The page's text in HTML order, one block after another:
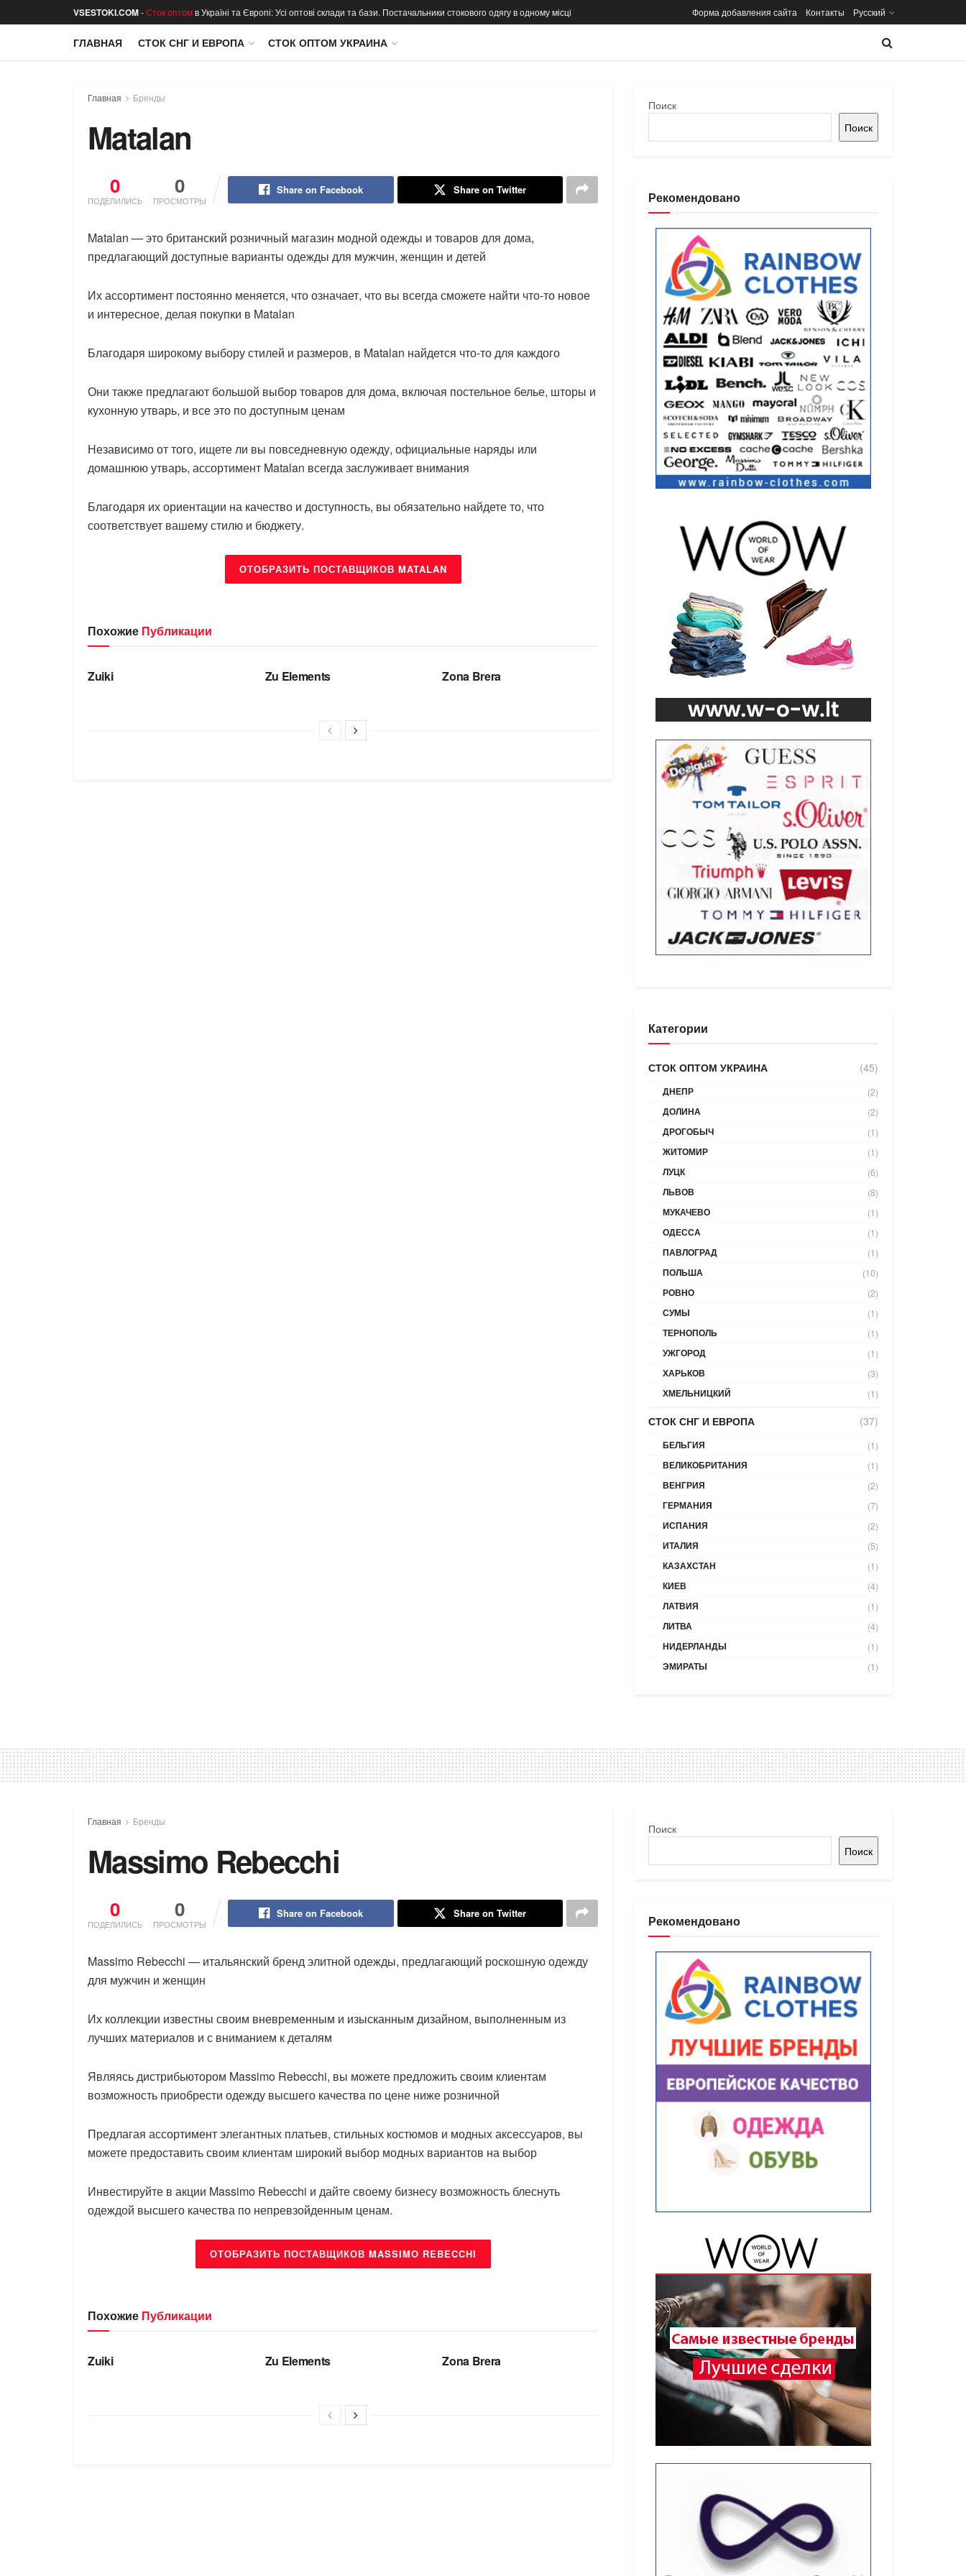
VSESTOKI.COM-Сток оптомв Україні та Європі: Усі оптові склади та бази. Постачальники стокового одягу в одному місці Форма добавления сайта Контакты Русский
ГЛАВНАЯ СТОК СНГ И ЕВРОПА СТОК ОПТОМ УКРАИНА
Главная Бренды
Matalan
0
ПОДЕЛИЛИСЬ
0
ПРОСМОТРЫ
Share on Facebook Share on Twitter
Matalan — это британский розничный магазин модной одежды и товаров для дома,
предлагающий доступные варианты одежды для мужчин, женщин и детей
Их ассортимент постоянно меняется, что означает, что вы всегда сможете найти что-то новое
и интересное, делая покупки в Matalan
Благодаря широкому выбору стилей и размеров, в Matalan найдется что-то для каждого
Они также предлагают большой выбор товаров для дома, включая постельное белье, шторы и
кухонную утварь, и все это по доступным ценам
Независимо от того, ищете ли вы повседневную одежду, официальные наряды или
домашнюю утварь, ассортимент Matalan всегда заслуживает внимания
Благодаря их ориентации на качество и доступность, вы обязательно найдете то, что
соответствует вашему стилю и бюджету.
ОТОБРАЗИТЬ ПОСТАВЩИКОВ MATALAN
Похожие Публикации
БРЕНДЫ
Zuiki Zu Elements Zona Brera
Поиск
Поиск
Рекомендовано
Категории
СТОК ОПТОМ УКРАИНА (45)
ДНЕПР (2)
ДОЛИНА (2)
ДРОГОБЫЧ (1)
ЖИТОМИР (1)
ЛУЦК (6)
ЛЬВОВ (8)
МУКАЧЕВО (1)
ОДЕССА (1)
ПАВЛОГРАД (1)
ПОЛЬША (10)
РОВНО (2)
СУМЫ (1)
ТЕРНОПОЛЬ (1)
УЖГОРОД (1)
ХАРЬКОВ (3)
ХМЕЛЬНИЦКИЙ (1)
СТОК СНГ И ЕВРОПА (37)
БЕЛЬГИЯ (1)
ВЕЛИКОБРИТАНИЯ (1)
ВЕНГРИЯ (2)
ГЕРМАНИЯ (7)
ИСПАНИЯ (2)
ИТАЛИЯ (5)
КАЗАХСТАН (1)
КИЕВ (4)
ЛАТВИЯ (1)
ЛИТВА (4)
НИДЕРЛАНДЫ (1)
ЭМИРАТЫ (1)
Главная Бренды
Massimo Rebecchi
0
ПОДЕЛИЛИСЬ
0
ПРОСМОТРЫ
Share on Facebook Share on Twitter
Massimo Rebecchi — итальянский бренд элитной одежды, предлагающий роскошную одежду
для мужчин и женщин
Их коллекции известны своим вневременным и изысканным дизайном, выполненным из
лучших материалов и с вниманием к деталям
Являясь дистрибьютором Massimo Rebecchi, вы можете предложить своим клиентам
возможность приобрести одежду высшего качества по цене ниже розничной
Предлагая ассортимент элегантных платьев, стильных костюмов и модных аксессуаров, вы
можете предоставить своим клиентам широкий выбор модных вариантов на выбор
Инвестируйте в акции Massimo Rebecchi и дайте своему бизнесу возможность блеснуть
одеждой высшего качества по непревзойденным ценам.
ОТОБРАЗИТЬ ПОСТАВЩИКОВ MASSIMO REBECCHI
Похожие Публикации
БРЕНДЫ
Zuiki Zu Elements Zona Brera
Поиск
Поиск
Рекомендовано